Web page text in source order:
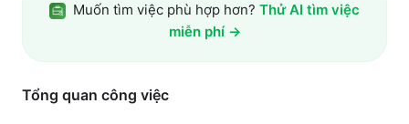
Muốn tìm việc phù hợp hơn? Thử AI tìm việc
miễn phí →
Tổng quan công việc